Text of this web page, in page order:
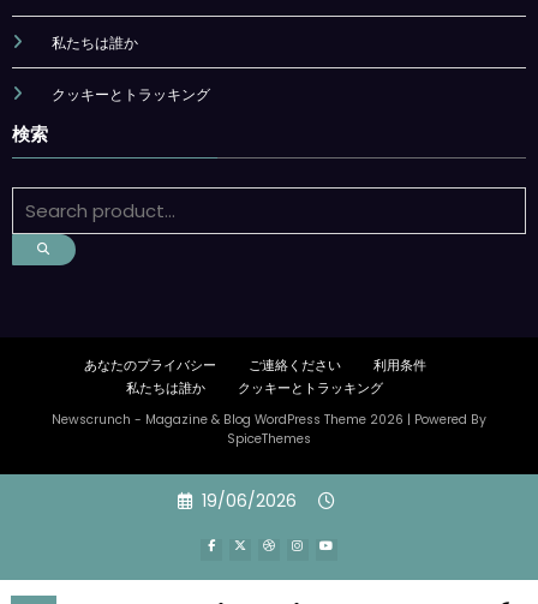
私たちは誰か
クッキーとトラッキング
検索
あなたのプライバシー ご連絡ください
利用条件
私たちは誰か
クッキーとトラッキング
Newscrunch - Magazine & Blog WordPress Theme 2026 | Powered By
SpiceThemes
19/06/2026